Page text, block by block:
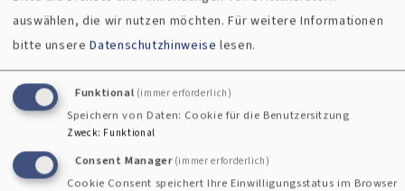
https://www.br.de/radio/live/bayern1/und danach
als Podcast
abrufbarhttps://www.br.de/mediathek/podcast/evangelisc
he-morgenfeier/551
Sonntagsblatthttps://www.sonntagsblatt.de/morgenfeier
auswählen, die wir nutzen möchten.Für weitere Informationen
bitte unsereDatenschutzhinweise lesen.
Funktional (immer erforderlich)
Speichern von Daten: Cookie für die Benutzersitzung
Zweck: Funktional
Consent Manager (immer erforderlich)
Cookie Consent speichert Ihre Einwilligungsstatus im Browser